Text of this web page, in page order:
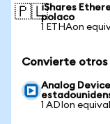
🇵🇱iShares
polaco
1 ETHAon
Convierte otros
Analog
1 ADIon